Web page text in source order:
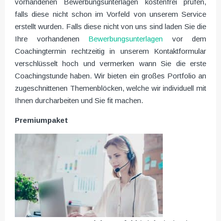
vorhandenen Bewerbungsunterlagen kostenfrei prüfen,
falls diese nicht schon im Vorfeld von unserem Service
erstellt wurden. Falls diese nicht von uns sind laden Sie die
Ihre vorhandenen Bewerbungsunterlagen vor dem
Coachingtermin rechtzeitig in unserem Kontaktformular
verschlüsselt hoch und vermerken wann Sie die erste
Coachingstunde haben. Wir bieten ein großes Portfolio an
zugeschnittenen Themenblöcken, welche wir individuell mit
Ihnen durcharbeiten und Sie fit machen.
Premiumpaket